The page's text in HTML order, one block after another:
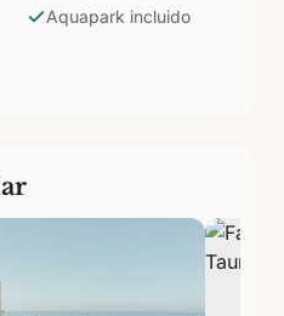
fondo y el Aquapark y la
Aquapark incluido